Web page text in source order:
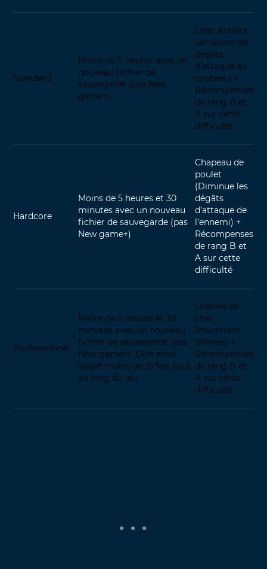
Standard
Moins de 5 heures avec un
nouveau fichier de
sauvegarde (pas New
game+)
Deer Antlers
(améliore les
dégâts
d’attaque au
couteau) +
Récompenses
de rang B et
A sur cette
difficulté
Hardcore
Moins de 5 heures et 30
minutes avec un nouveau
fichier de sauvegarde (pas
New game+)
Chapeau de
poulet
(Diminue les
dégâts
d’attaque de
l’ennemi) +
Récompenses
de rang B et
A sur cette
difficulté
Professionnel
Moins de 5 heures et 30
minutes avec un nouveau
fichier de sauvegarde (pas
New game+). Doit avoir
sauvé moins de 15 fois tout
au long du jeu.
Oreilles de
chat
(munitions
infinies) +
Récompenses
de rang B et
A sur cette
difficulté